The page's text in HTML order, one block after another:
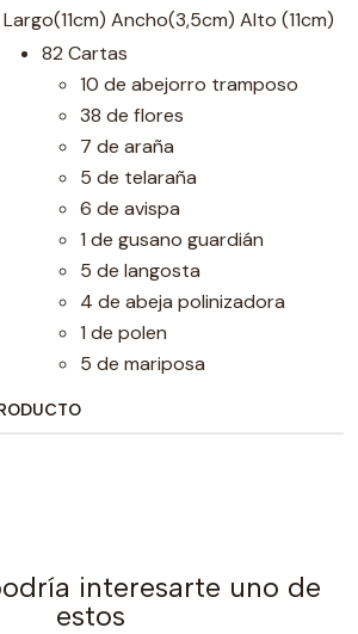
Largo(11cm) Ancho(3,5cm) Alto (11cm)
82 Cartas
10 de abejorro tramposo
38 de flores
7 de araña
5 de telaraña
6 de avispa
1 de gusano guardián
5 de langosta
4 de abeja polinizadora
1 de polen
5 de mariposa
interesarte uno de
estos